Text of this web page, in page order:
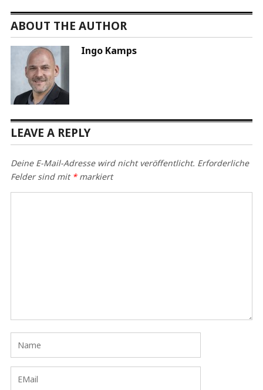
ABOUT THE AUTHOR
Ingo Kamps
LEAVE A REPLY
Deine E-Mail-Adresse wird nicht veröffentlicht. Erforderliche
Felder sind mit *markiert